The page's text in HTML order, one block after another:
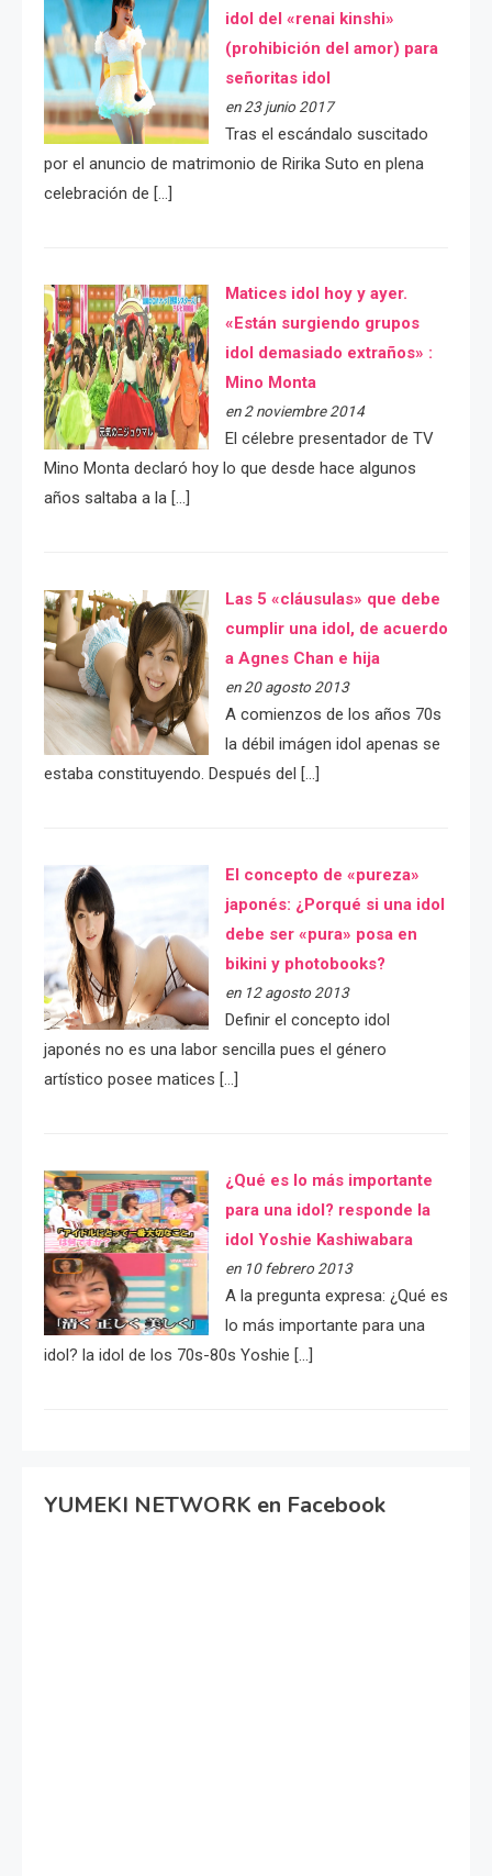
idol del «renai kinshi»
(prohibición del amor) para
señoritas idol
en 23 junio 2017
Tras el escándalo suscitado
por el anuncio de matrimonio de Ririka Suto en plena
celebración de […]
Matices idol hoy y ayer.
«Están surgiendo grupos
idol demasiado extraños» :
Mino Monta
en 2 noviembre 2014
El célebre presentador de TV
Mino Monta declaró hoy lo que desde hace algunos
años saltaba a la […]
Las 5 «cláusulas» que debe
cumplir una idol, de acuerdo
a Agnes Chan e hija
en 20 agosto 2013
A comienzos de los años 70s
la débil imágen idol apenas se
estaba constituyendo. Después del […]
El concepto de «pureza»
japonés: ¿Porqué si una idol
debe ser «pura» posa en
bikini y photobooks?
en 12 agosto 2013
Definir el concepto idol
japonés no es una labor sencilla pues el género
artístico posee matices […]
¿Qué es lo más importante
para una idol? responde la
idol Yoshie Kashiwabara
en 10 febrero 2013
A la pregunta expresa: ¿Qué es
lo más importante para una
idol? la idol de los 70s-80s Yoshie […]
YUMEKI NETWORK en Facebook